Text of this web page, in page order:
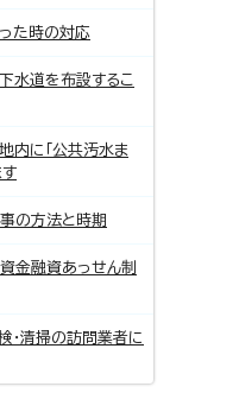
た時の対応
水道を布設するこ
内に「公共汚水ま
す
の方法と時期
金融資あっせん制
・清掃の訪問業者に